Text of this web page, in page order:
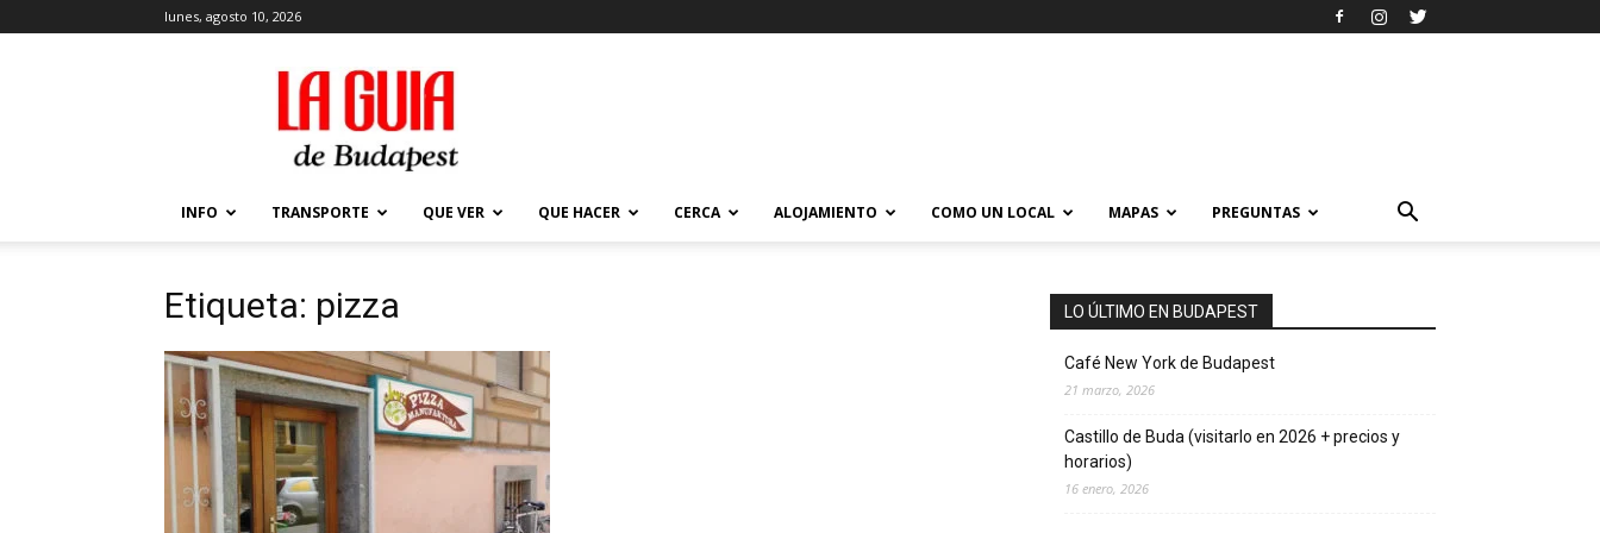
lunes, agosto 10, 2026
La
Guía
de
Budapest
Que
en
INFO TRANSPORTE QUE VER QUE HACER CERCA ALOJAMIENTO COMO UN LOCAL MAPAS PREGUNTAS
Etiqueta: pizza LO ÚLTIMO EN BUDAPEST
Café New York de Budapest
21 marzo, 2026
Castillo de Buda (visitarlo en 2026 + precios y
horarios)
16 enero, 2026